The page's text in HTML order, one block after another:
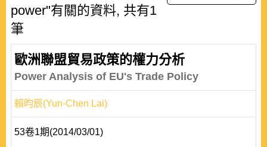
power"有關的資料, 共有1
筆
歐洲聯盟貿易政策的權力分析
Power Analysis of EU's Trade Policy
賴昀辰(Yun-Chen Lai)
53卷1期(2014/03/01)